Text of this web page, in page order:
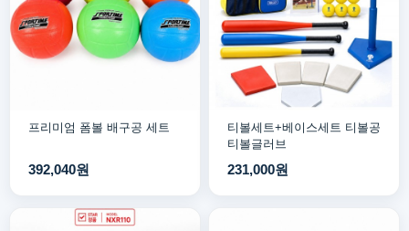
프리미엄 폼볼 배구공 세트
392,040원
티볼세트+베이스세트 티볼공
티볼글러브
231,000원